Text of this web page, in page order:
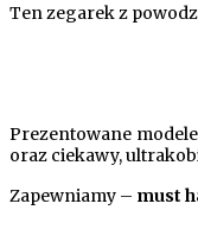
Ten zegarek z
Prezentowane
oraz ciekawy,
Zapewniamy – must